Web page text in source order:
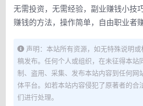
无需投资，无需经验，副业赚钱小技
赚钱的方法，操作简单，自由职业者
声明：本站所有资源，如无特殊说明
稿发布。任何个人或组织，在未征得本站
制、盗用、采集、发布本站内容到任何网
体平台。如若本站内容侵犯了原著者的合
们进行处理。